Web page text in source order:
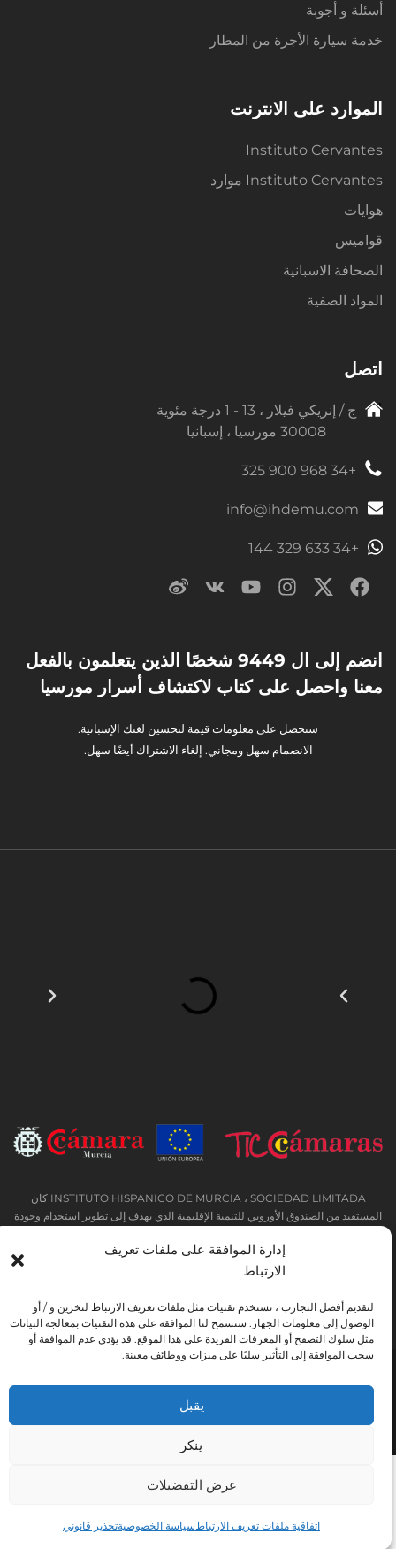
إدارة الموافقة على ملفات تعريف
الارتباط
لتقديم أفضل التجارب ، نستخدم تقنيات مثل ملفات تعريف الارتباط لتخزين و / أو
الوصول إلى معلومات الجهاز. ستسمح لنا الموافقة على هذه التقنيات بمعالجة البيانات
مثل سلوك التصفح أو المعرفات الفريدة على هذا الموقع. قد يؤدي عدم الموافقة أو
سحب الموافقة إلى التأثير سلبًا على ميزات ووظائف معينة.
يقبل
ينكر
عرض التفضيلات
اتفاقية ملفات تعريف الارتباطسياسة الخصوصيةتحذير قانوني
أسئلة و أجوبة
خدمة سيارة الأجرة من المطار
الموارد على الانترنت
Instituto Cervantes
Instituto Cervantes موارد
هوايات
قواميس
الصحافة الاسبانية
المواد الصفية
اتصل
ج / إنريكي فيلار ، 13 - 1 درجة مئوية
30008 مورسيا ، إسبانيا
+34 968 900 325
info@ihdemu.com
+34 633 329 144
انضم إلى ال 9449 شخصًا الذين يتعلمون بالفعل
معنا واحصل على كتاب لاكتشاف أسرار مورسيا
ستحصل على معلومات قيمة لتحسين لغتك الإسبانية.
الانضمام سهل ومجاني. إلغاء الاشتراك أيضًا سهل.
INSTITUTO HISPANICO DE MURCIA ، SOCIEDAD LIMITADA كان
المستفيد من الصندوق الأوروبي للتنمية الإقليمية الذي يهدف إلى تطوير استخدام وجودة
التالية: التواجد عبر الإنترنت من خلال موقع إلكتروني. تم اتخاذ الإجراء الحالي في عام
اتفاقية ملفات تعريف الارتباط